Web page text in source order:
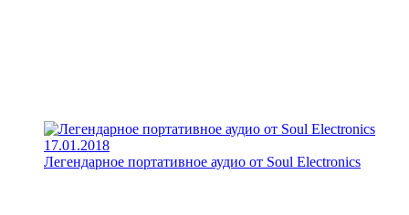
17.01.2018
Легендарное портативное аудио от Soul Electronics